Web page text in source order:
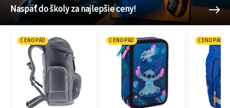
Naspäť do školy za najlepšie ceny!
CENOPÁD CENOPÁD CENOPÁD